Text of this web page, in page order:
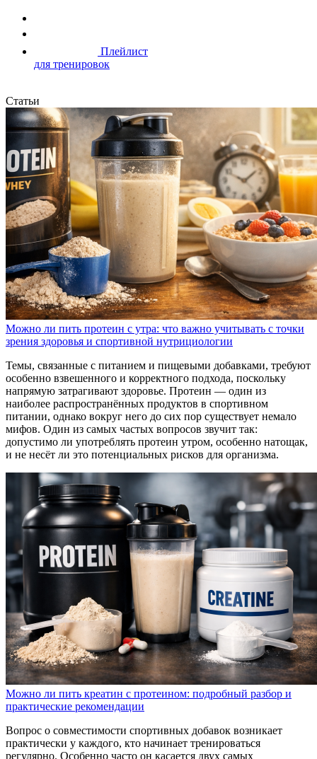
Плейлист
для тренировок
Статьи
Можно ли пить протеин с утра: что важно учитывать с точки
зрения здоровья и спортивной нутрициологии
Темы, связанные с питанием и пищевыми добавками, требуют
особенно взвешенного и корректного подхода, поскольку
напрямую затрагивают здоровье. Протеин — один из
наиболее распространённых продуктов в спортивном
питании, однако вокруг него до сих пор существует немало
мифов. Один из самых частых вопросов звучит так:
допустимо ли употреблять протеин утром, особенно натощак,
и не несёт ли это потенциальных рисков для организма.
Можно ли пить креатин с протеином: подробный разбор и
практические рекомендации
Вопрос о совместимости спортивных добавок возникает
практически у каждого, кто начинает тренироваться
регулярно. Особенно часто он касается двух самых